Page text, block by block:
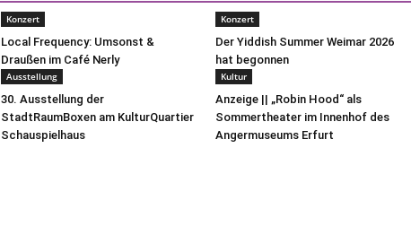
Konzert
Local Frequency: Umsonst &
Draußen im Café Nerly
Konzert
Der Yiddish Summer Weimar 2026
hat begonnen
Ausstellung
30. Ausstellung der
StadtRaumBoxen am KulturQuartier
Schauspielhaus
Kultur
Anzeige || „Robin Hood“ als
Sommertheater im Innenhof des
Angermuseums Erfurt